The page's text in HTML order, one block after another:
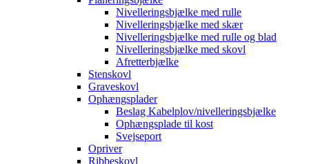
Nivelleringsbjælke med rulle
Nivelleringsbjælke med skær
Nivelleringsbjælke med rulle og blad
Nivelleringsbjælke med skovl
Afretterbjælke
Stenskovl
Graveskovl
Ophængsplader
Beslag Kabelplov/nivelleringsbjælke
Ophængsplade til kost
Svejseport
Opriver
Ribbeskovl